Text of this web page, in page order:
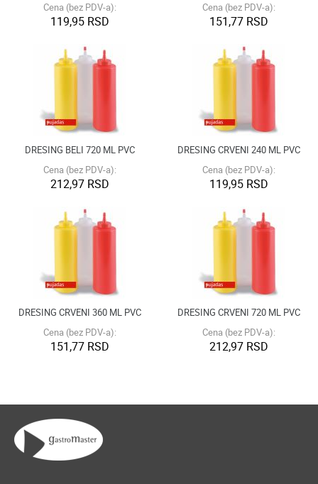
Cena (bez PDV-a):
119,95 RSD
Cena (bez PDV-a):
151,77 RSD
DRESING BELI 720 ML PVC
Cena (bez PDV-a):
212,97 RSD
DRESING CRVENI 240 ML PVC
Cena (bez PDV-a):
119,95 RSD
DRESING CRVENI 360 ML PVC
Cena (bez PDV-a):
151,77 RSD
DRESING CRVENI 720 ML PVC
Cena (bez PDV-a):
212,97 RSD